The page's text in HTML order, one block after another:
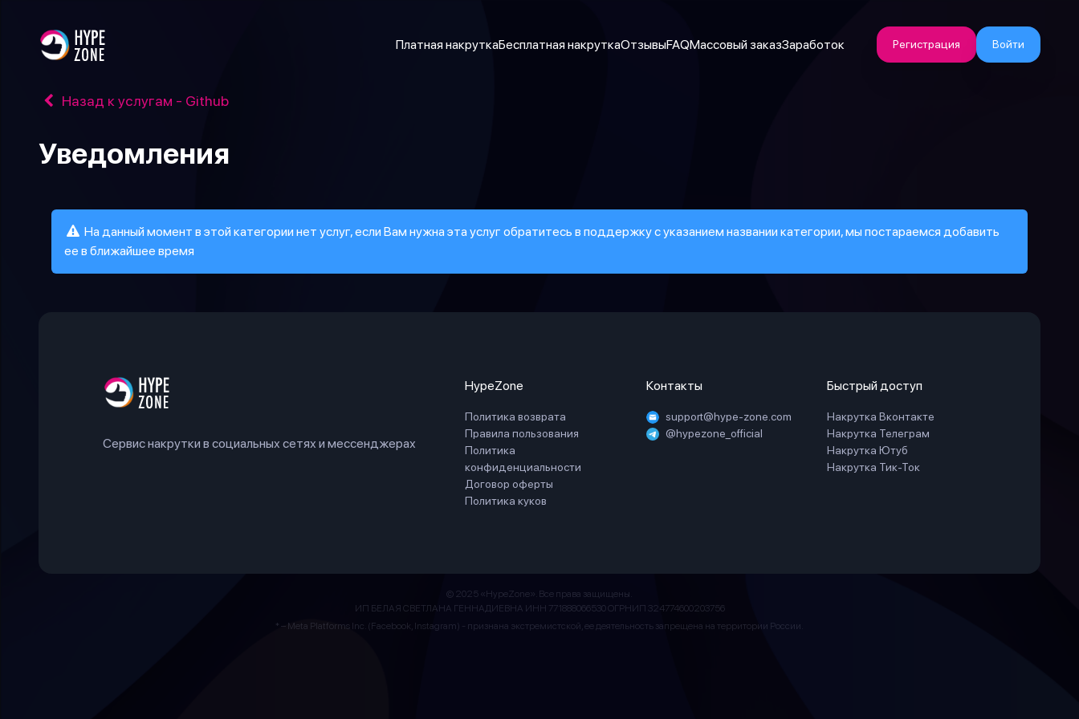
Платная накруткаБесплатная накруткаОтзывыFAQМассовый заказЗаработок Регистрация Войти
Назад к услугам - Github
Уведомления
На данный момент в этой категории нет услуг, если Вам нужна эта услуг обратитесь в поддержку с указанием названии категории, мы постараемся добавить
ее в ближайшее время
Сервис накрутки в социальных сетях и мессенджерах
HypeZone
Политика возврата
Правила пользования
Политика
конфиденциальности
Договор оферты
Политика куков
Контакты
support@hype-zone.com
@hypezone_official
Быстрый доступ
Накрутка Вконтакте
Накрутка Телеграм
Накрутка Ютуб
Накрутка Тик-Ток
© 2025 «HypeZone». Все права защищены.
ИП БЕЛАЯ СВЕТЛАНА ГЕННАДИЕВНА ИНН 771888066530 ОГРНИП 324774600203756
* – Meta Platforms Inc. (Facebook, Instagram) - признана экстремистской, ее деятельность запрещена на территории России.